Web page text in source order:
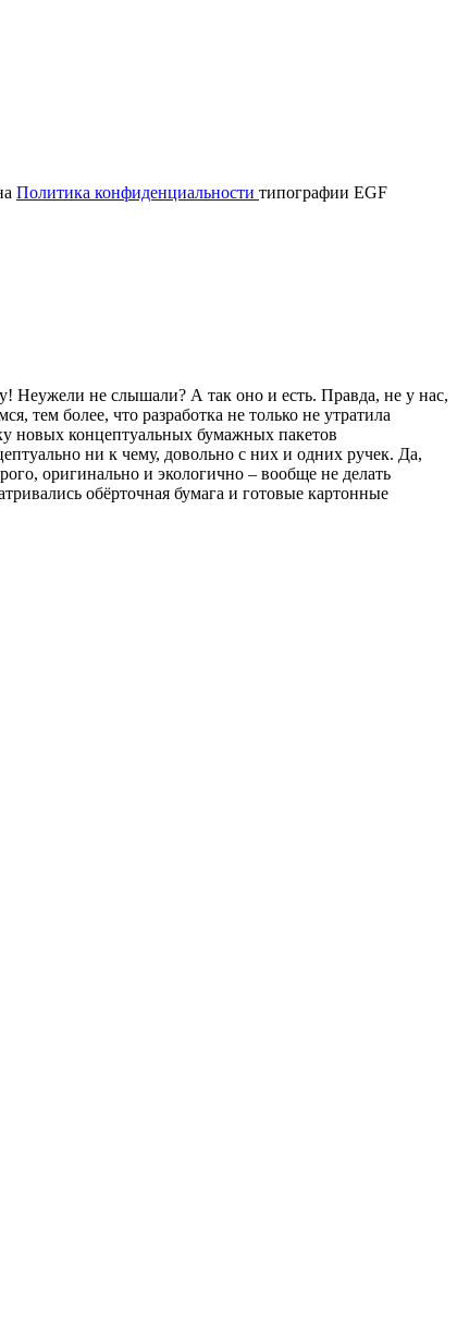
Политика конфиденциальности типографии EGF
Неужели не слышали? А так оно и есть. Правда, не у нас,
тем более, что разработка не только не утратила
новых концептуальных бумажных пакетов
ни к чему, довольно с них и одних ручек. Да,
оригинально и экологично – вообще не делать
обёрточная бумага и готовые картонные